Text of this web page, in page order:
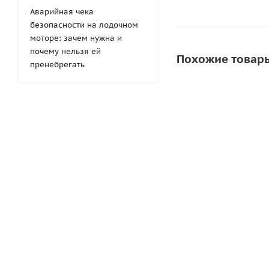
Похожие
Аварийная чека
безопасности на лодочном
моторе: зачем нужна и
почему нельзя ей
пренебрегать